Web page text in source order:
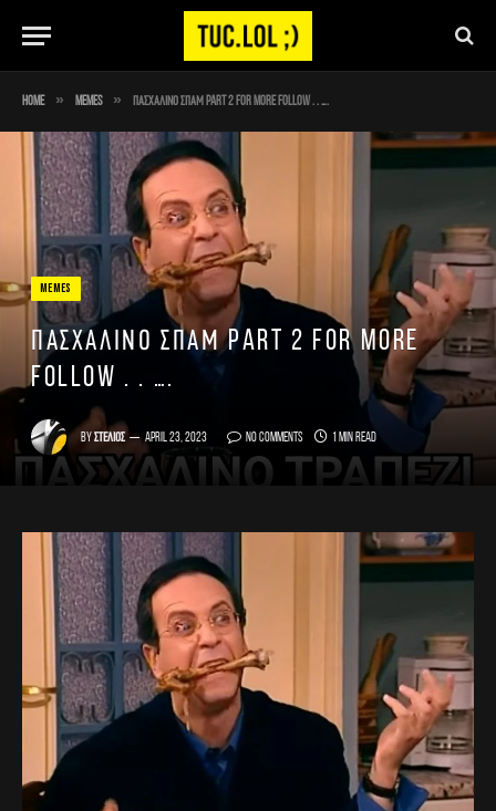
Home » Memes » Πασχαλινό σπαμ part 2 For more follow . . ….
MEMES
Πασχαλινό σπαμ part 2 For more
follow . . ….
By Στέλιος April 23, 2023 No Comments 1 Min Read